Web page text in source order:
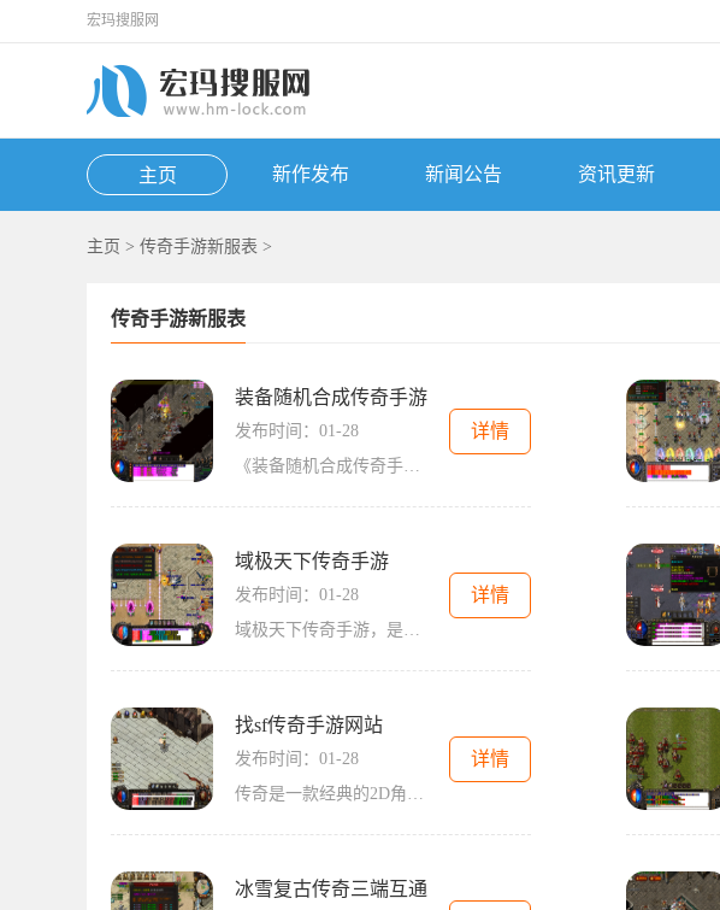
宏玛搜服网
主页 新作发布 新闻公告 资讯更新
主页 > 传奇手游新服表 >
传奇手游新服表
装备随机合成传奇手游
发布时间：01-28
详情
域极天下传奇手游
发布时间：01-28
详情
找sf传奇手游网站
发布时间：01-28
详情
冰雪复古传奇三端互通